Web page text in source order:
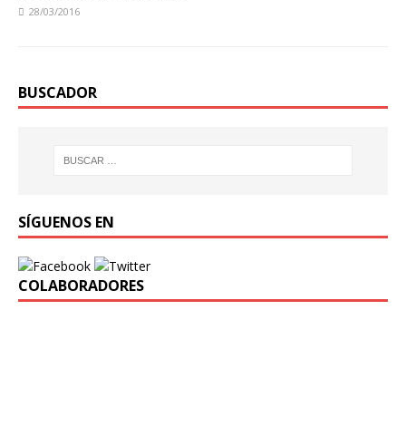
28/03/2016
BUSCADOR
SÍGUENOS EN
COLABORADORES